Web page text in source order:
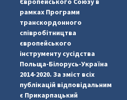
pimrec_project
рамках Програми
транскордонного
співробітництва
європейського
інструменту сусідства
Польща-Білорусь-Україна
2014-2020. За зміст всіх
публікацій відповідальним
є Прикарпацький